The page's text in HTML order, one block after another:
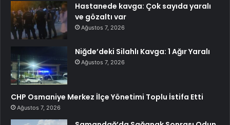
Hastanede kavga: Çok sayıda yaralı
ve gözaltı var
Ağustos 7, 2026
Niğde’deki Silahlı Kavga: 1 Ağır Yaralı
Ağustos 7, 2026
CHP Osmaniye Merkez İlçe Yönetimi Toplu İstifa Etti
Ağustos 7, 2026